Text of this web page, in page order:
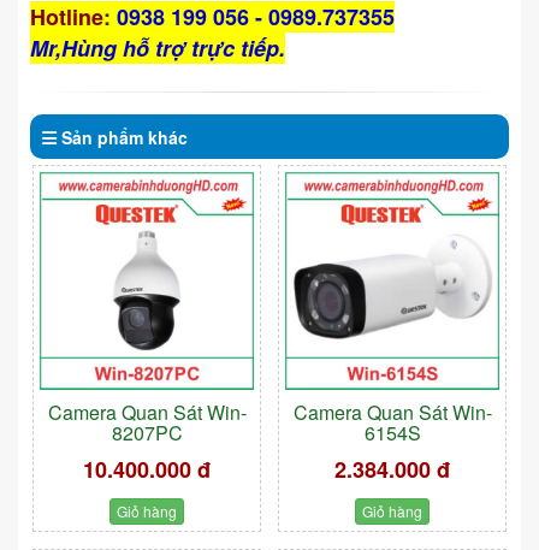
Hotline: 0938 199 056 - 0989.737355
Mr,Hùng hỗ trợ trực tiếp.
Sản phẩm khác
Camera Quan Sát Win-
8207PC
10.400.000 đ
Giỏ hàng
Camera Quan Sát Win-
6154S
2.384.000 đ
Giỏ hàng